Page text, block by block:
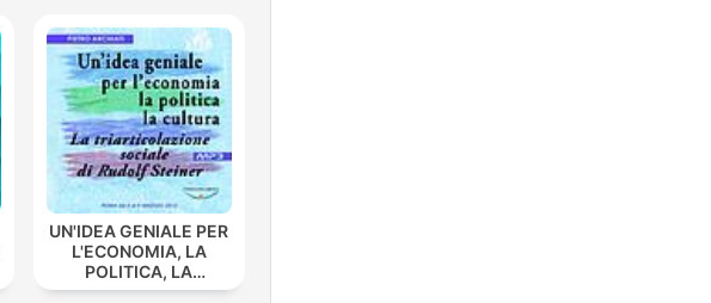
UN'IDEA GENIALE PER
L'ECONOMIA, LA
POLITICA, LA
CULTURA - La